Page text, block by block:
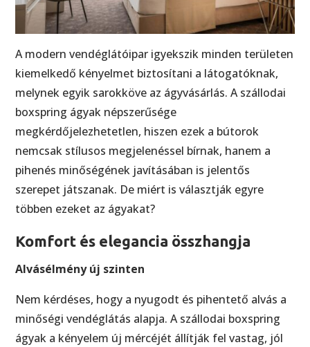
A modern vendéglátóipar igyekszik minden területen
kiemelkedő kényelmet biztosítani a látogatóknak,
melynek egyik sarokköve az ágyvásárlás. A szállodai
boxspring ágyak népszerűsége
megkérdőjelezhetetlen, hiszen ezek a bútorok
nemcsak stílusos megjelenéssel bírnak, hanem a
pihenés minőségének javításában is jelentős
szerepet játszanak. De miért is választják egyre
többen ezeket az ágyakat?
Komfort és elegancia összhangja
Alvásélmény új szinten
Nem kérdéses, hogy a nyugodt és pihentető alvás a
minőségi vendéglátás alapja. A szállodai boxspring
ágyak a kényelem új mércéjét állítják fel vastag, jól